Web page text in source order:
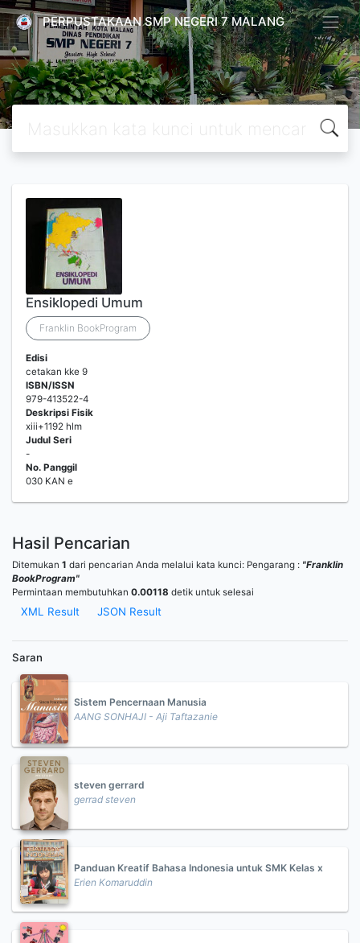
PERPUSTAKAAN SMP NEGERI 7 MALANG
Ensiklopedi Umum
Franklin BookProgram
Edisi
cetakan kke 9
ISBN/ISSN
979-413522-4
Deskripsi Fisik
xiii+1192 hlm
Judul Seri
-
No. Panggil
030 KAN e
Hasil Pencarian
Ditemukan 1 dari pencarian Anda melalui kata kunci: Pengarang : "Franklin
BookProgram"
Permintaan membutuhkan 0.00118 detik untuk selesai
XML Result JSON Result
Saran
Sistem Pencernaan Manusia
AANG SONHAJI - Aji Taftazanie
steven gerrard
gerrad steven
Panduan Kreatif Bahasa Indonesia untuk SMK Kelas x
Erien Komaruddin